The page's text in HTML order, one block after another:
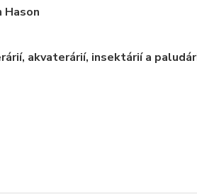
Hason
akvaterárií, insektárií a